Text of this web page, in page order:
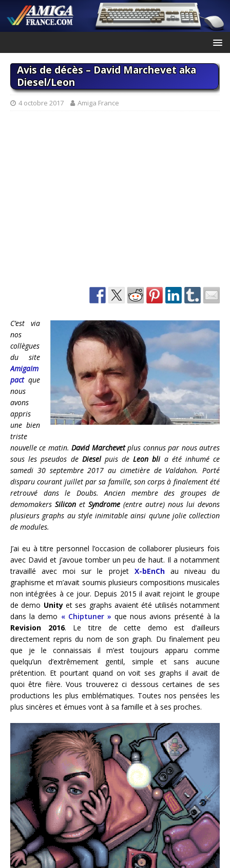
Avis de décès – David Marchevet aka
Diesel/Leon
4 octobre 2017 Amiga France
C’est via
nos
collègues
du site
AmigaIm
pactque
nous
avons
appris
une bien
triste
nouvelle ce matin.David Marchevetplus connus par nous autres
sous les pseudos de Dieselpuis deLeon blia été inhumé ce
samedi 30 septembre 2017 au cimetière de Valdahon. Porté
disparu courant juillet par sa famille, son corps à finalement été
retrouvé dans le Doubs. Ancien membre des groupes de
demomakers Silicon et Syndrome (entre autre) nous lui devons
plusieurs graphs au style inimitable ainsi qu’une jolie collection
de modules.
J’ai eu à titre personnel l’occasion de collaborer plusieurs fois
avec David et j’avoue tomber un peu de haut. Il a notamment
travaillé avec moi sur le projet X-bEnChau niveau du
graphisme et m’avait soumis plusieurs compositions musicales
non intégrées à ce jour. Depuis 2015 il avait rejoint le groupe
de demo Unityet ses graphs avaient été utilisés notamment
dans la demo « Chiptuner » que nous avions présenté à la
Revision 2016. Le titre de cette demo est d’ailleurs
directement repris du nom de son graph. Du finalement peu
que je le connaissais il m’est toujours apparu comme
quelqu’un d’extrêmement gentil, simple et sans aucune
prétention. Et pourtant quand on voit ses graphs il avait de
quoi être fière. Vous trouverez ci dessous certaines de ses
productions les plus emblématiques. Toutes nos pensées les
plus sincères et émues vont à sa famille et à ses proches.